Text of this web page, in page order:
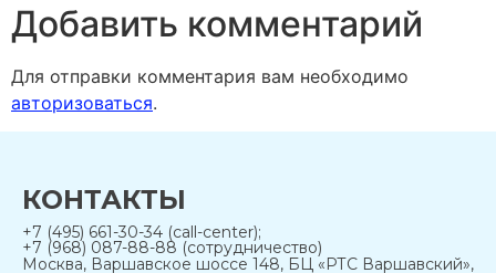
Добавить комментарий
Для отправки комментария вам необходимо
авторизоваться.
КОНТАКТЫ
+7 (495) 661-30-34 (call-center);
+7 (968) 087-88-88 (сотрудничество)
Москва, Варшавское шоссе 148, БЦ «РТС Варшавский»,